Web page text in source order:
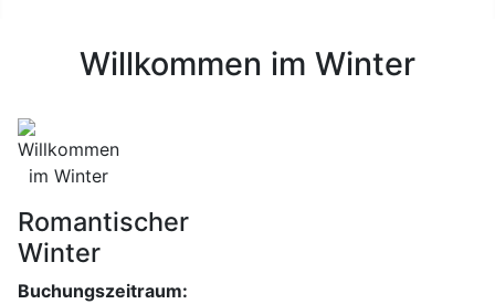
Willkommen im Winter
Romantischer
Winter
Buchungszeitraum: